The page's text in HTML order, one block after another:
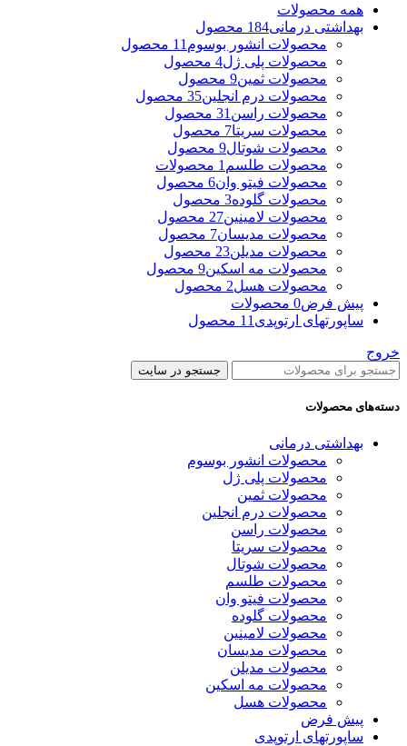
همه محصولات
بهداشتی درمانی184 محصول
محصولات انشور بوسوم 11 محصول
محصولات پلی ژل4 محصول
محصولات ثمین9 محصول
محصولات درم انجلین35 محصول
محصولات راسن 31 محصول
محصولات سریتا7 محصول
محصولات شوتال9 محصول
محصولات طلسم 1 محصولات
محصولات فیتو وان6 محصول
محصولات گلوده3 محصول
محصولات لامینین27 محصول
محصولات مدیسان7 محصول
محصولات مدیلن23 محصول
محصولات مه اسکین9 محصول
محصولات هسل2 محصول
پیش فرض0 محصولات
ساپورتهای ارتوپدی 11 محصول
خروج
جستجو در سایت
دسته‌های محصولات
بهداشتی درمانی
محصولات انشور بوسوم
محصولات پلی ژل
محصولات ثمین
محصولات درم انجلین
محصولات راسن
محصولات سریتا
محصولات شوتال
محصولات طلسم
محصولات فیتو وان
محصولات گلوده
محصولات لامینین
محصولات مدیسان
محصولات مدیلن
محصولات مه اسکین
محصولات هسل
پیش فرض
ساپورتهای ارتوپدی